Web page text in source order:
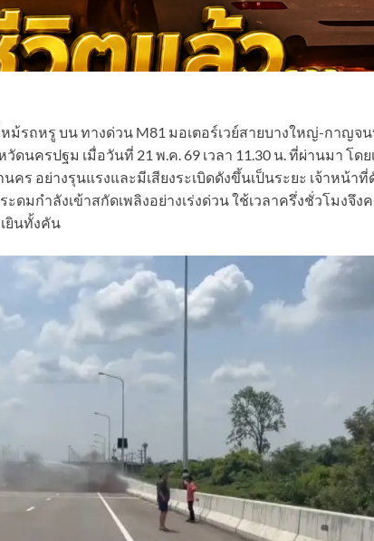
หม้รถหรู บน ทางด่วน M81 มอเตอร์เวย์สายบางใหญ่-กาญจ
วัดนครปฐม เมื่อวันที่ 21 พ.ค. 69 เวลา 11.30 น. ที่ผ่านมา โด
คร อย่างรุนแรงและมีเสียงระเบิดดังขึ้นเป็นระยะ เจ้าหน้าที่
ดมกำลังเข้าสกัดเพลิงอย่างเร่งด่วน ใช้เวลาครึ่งชั่วโมงจึง
ยินทั้งคัน